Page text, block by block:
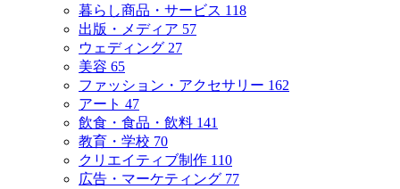
暮らし商品・サービス 118
出版・メディア 57
ウェディング 27
美容 65
ファッション・アクセサリー 162
アート 47
飲食・食品・飲料 141
教育・学校 70
クリエイティブ制作 110
広告・マーケティング 77